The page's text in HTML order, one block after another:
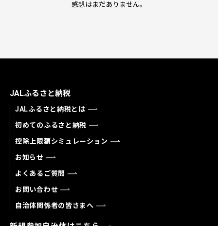
感想はまだありません。
JALふるさと納税
JALふるさと納税とは
初めてのふるさと納税
控除上限額シミュレーション
お知らせ
よくあるご質問
お問い合わせ
自治体関係者の皆さまへ